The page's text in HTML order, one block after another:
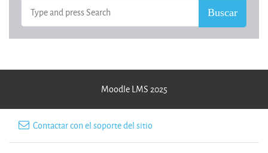
Moodle LMS 2025
Contactar con el soporte del sitio